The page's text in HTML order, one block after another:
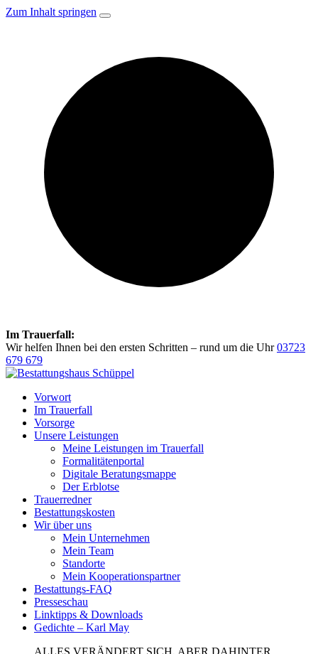
Zum Inhalt springen
Im Trauerfall:
Wir helfen Ihnen bei den ersten Schritten – rund um die Uhr03723
679 679
Vorwort
Im Trauerfall
Vorsorge
Unsere Leistungen
Meine Leistungen im Trauerfall
Formalitätenportal
Digitale Beratungsmappe
Der Erblotse
Trauerredner
Bestattungskosten
Wir über uns
Mein Unternehmen
Mein Team
Standorte
Mein Kooperationspartner
Bestattungs-FAQ
Presseschau
Linktipps & Downloads
Gedichte – Karl May
ALLES VERÄNDERT SICH, ABER DAHINTER